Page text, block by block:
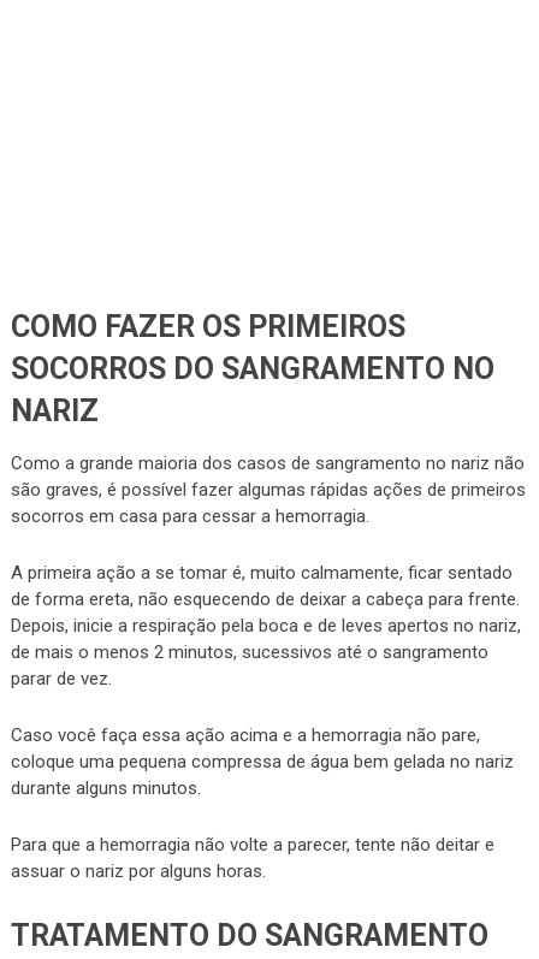
COMO FAZER OS PRIMEIROS
SOCORROS DO SANGRAMENTO NO
NARIZ
Como a grande maioria dos casos de sangramento no nariz não
são graves, é possível fazer algumas rápidas ações de primeiros
socorros em casa para cessar a hemorragia.
A primeira ação a se tomar é, muito calmamente, ficar sentado
de forma ereta, não esquecendo de deixar a cabeça para frente.
Depois, inicie a respiração pela boca e de leves apertos no nariz,
de mais o menos 2 minutos, sucessivos até o sangramento
parar de vez.
Caso você faça essa ação acima e a hemorragia não pare,
coloque uma pequena compressa de água bem gelada no nariz
durante alguns minutos.
Para que a hemorragia não volte a parecer, tente não deitar e
assuar o nariz por alguns horas.
TRATAMENTO DO SANGRAMENTO